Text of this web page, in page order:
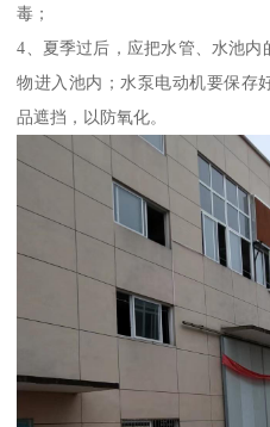
毒；
4、夏季过后，应把水管、水池
物进入池内；水泵电动机要保存
品遮挡，以防氧化。